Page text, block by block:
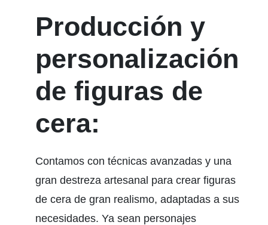
Producción y
personalización
de figuras de
cera:
Contamos con técnicas avanzadas y una
gran destreza artesanal para crear figuras
de cera de gran realismo, adaptadas a sus
necesidades. Ya sean personajes